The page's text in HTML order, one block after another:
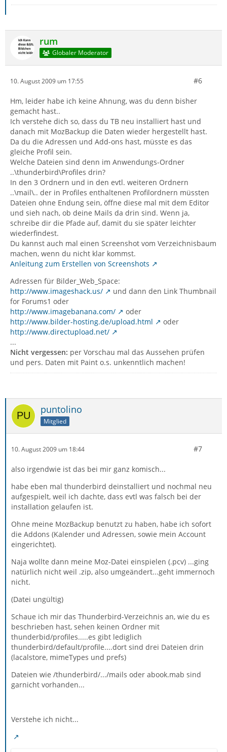
rum
Globaler Moderator
10. August 2009 um 17:55 #6
Hm, leider habe ich keine Ahnung, was du denn bisher
gemacht hast..
Ich verstehe dich so, dass du TB neu installiert hast und
danach mit MozBackup die Daten wieder hergestellt hast.
Da du die Adressen und Add-ons hast, müsste es das
gleiche Profil sein.
Welche Dateien sind denn im Anwendungs-Ordner
..\thunderbird\Profiles drin?
In den 3 Ordnern und in den evtl. weiteren Ordnern
..\mail\.. der in Profiles enthaltenen Profilordnern müssten
Dateien ohne Endung sein, öffne diese mal mit dem Editor
und sieh nach, ob deine Mails da drin sind. Wenn ja,
schreibe dir die Pfade auf, damit du sie später leichter
wiederfindest.
Du kannst auch mal einen Screenshot vom Verzeichnisbaum
machen, wenn du nicht klar kommst.
Anleitung zum Erstellen von Screenshots
Adressen für Bilder_Web_Space:
http://www.imageshack.us/
und dann den Link Thumbnail
for Forums1 oder
http://www.imagebanana.com/
oder
http://www.bilder-hosting.de/upload.html
oder
http://www.directupload.net/
...
Nicht vergessen: per Vorschau mal das Aussehen prüfen
und pers. Daten mit Paint o.s. unkenntlich machen!
puntolino
Mitglied
10. August 2009 um 18:44 #7
also irgendwie ist das bei mir ganz komisch...
habe eben mal thunderbird deinstalliert und nochmal neu
aufgespielt, weil ich dachte, dass evtl was falsch bei der
installation gelaufen ist.
Ohne meine MozBackup benutzt zu haben, habe ich sofort
die Addons (Kalender und Adressen, sowie mein Account
eingerichtet).
Naja wollte dann meine Moz-Datei einspielen (.pcv) ...ging
natürlich nicht weil .zip, also umgeändert...geht immernoch
nicht.
(Datei ungültig)
Schaue ich mir das Thunderbird-Verzeichnis an, wie du es
beschrieben hast, sehen keinen Ordner mit
thunderbid/profiles.....es gibt lediglich
thunderbird/default/profile....dort sind drei Dateien drin
(lacalstore, mimeTypes und prefs)
Dateien wie /thunderbird/.../mails oder abook.mab sind
garnicht vorhanden...
Verstehe ich nicht...